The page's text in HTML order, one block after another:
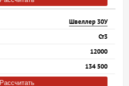
Швеллер 30У
Ст3
12000
134 500
Рассчитать